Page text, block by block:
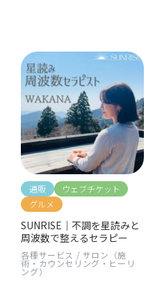
通販
ウェブチケット
グルメ
SUNRISE｜不調を星読みと
周波数で整えるセラピー
各種サービス / サロン（施
術・カウンセリング・ヒーリ
ング）